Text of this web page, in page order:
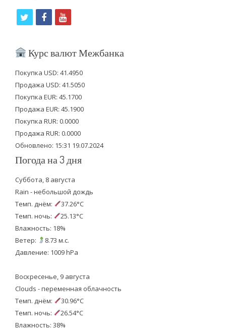
i
t
e
r
f
c
b
o
o
k
y
u
u
b
e
Курс валют Межбанка
Покупка USD: 41.4950
Продажа USD: 41.5050
Покупка EUR: 45.1700
Продажа EUR: 45.1900
Покупка RUR: 0.0000
Продажа RUR: 0.0000
Обновлено: 15:31 19.07.2024
Погода на 3 дня
Суббота, 8 августа
Rain - небольшой дождь
Темп. днём:
37.26°C
Темп. ночь:
25.13°C
Влажность: 18%
Ветер:
8.73 м.с.
Давление: 1009 hPa
Воскресенье, 9 августа
Clouds - переменная облачность
Темп. днём:
30.96°C
Темп. ночь:
26.54°C
Влажность: 38%